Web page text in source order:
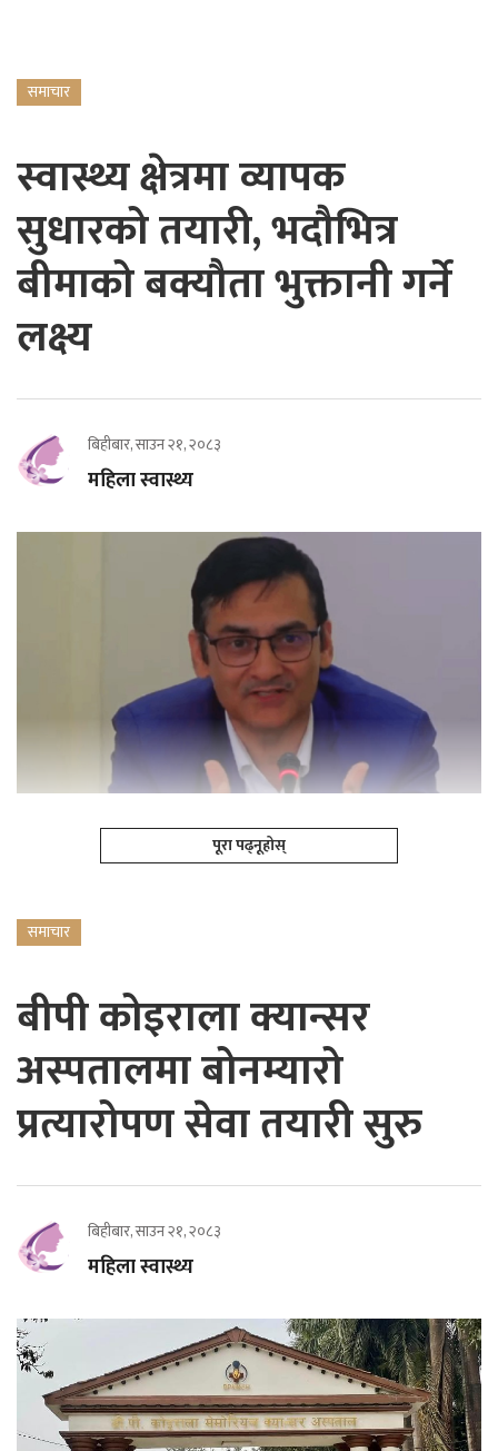
समाचार
स्वास्थ्य क्षेत्रमा व्यापक
सुधारको तयारी, भदौभित्र
बीमाको बक्यौता भुक्तानी गर्ने
लक्ष्य
बिहीबार, साउन २१, २०८३
महिला स्वास्थ्य
पूरा पढ्नूहोस्
समाचार
बीपी कोइराला क्यान्सर
अस्पतालमा बोनम्यारो
प्रत्यारोपण सेवा तयारी सुरु
बिहीबार, साउन २१, २०८३
महिला स्वास्थ्य